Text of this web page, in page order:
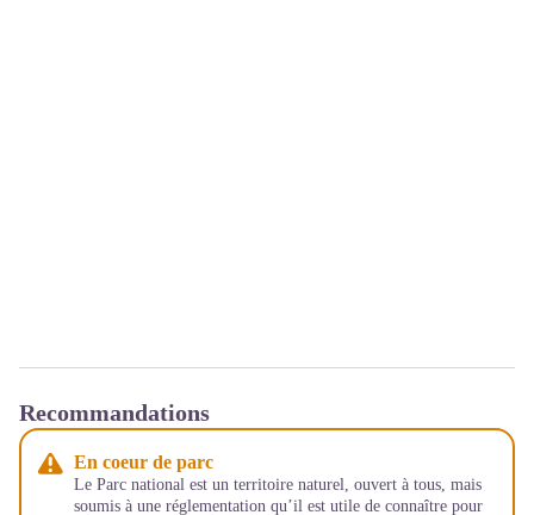
Recommandations
En coeur de parc
Le Parc national est un territoire naturel, ouvert à tous, mais
soumis à une réglementation qu’il est utile de connaître pour